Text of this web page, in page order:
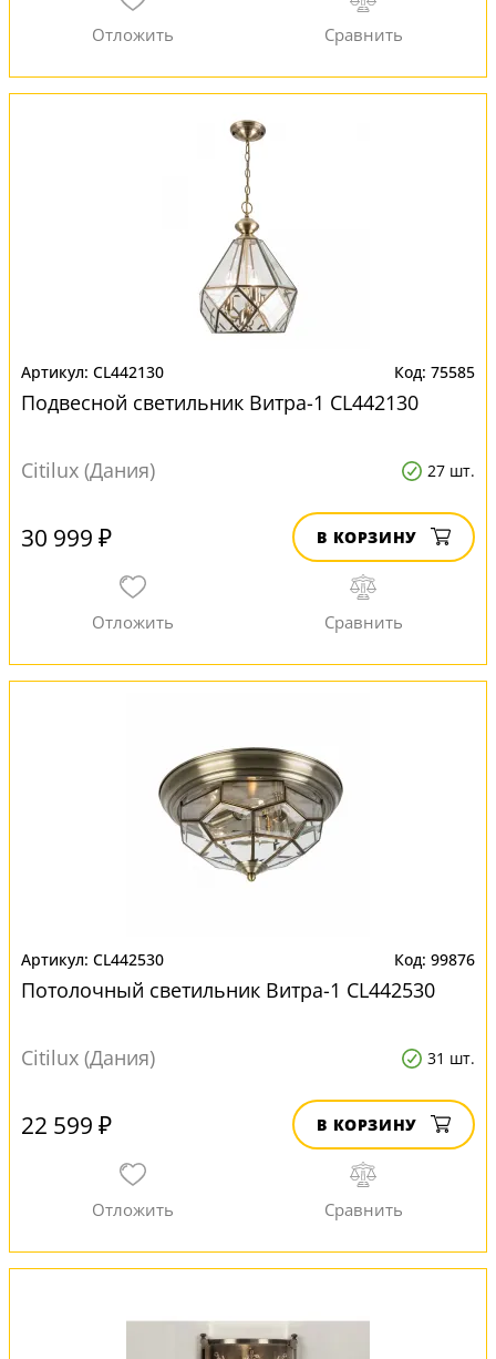
CL442130 75585
Подвесной светильник Витра-1 CL442130
Citilux (Дания) 27 шт.
30 999 ₽ В КОРЗИНУ
CL442530 99876
Потолочный светильник Витра-1 CL442530
Citilux (Дания) 31 шт.
22 599 ₽ В КОРЗИНУ